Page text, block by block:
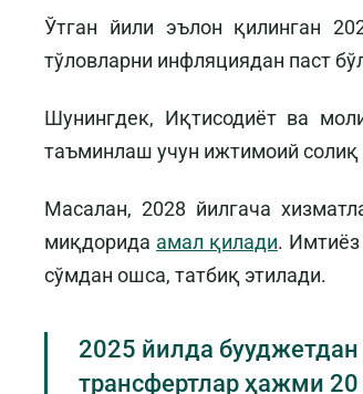
Ўтган йили эълон қилинган
тўловларни инфляциядан паст
Шунингдек, Иқтисодиёт ва
таъминлаш учун ижтимоий
Масалан, 2028 йилгача
миқдорида амал қилади. Имтиёз
сўмдан ошса, татбиқ этилади.
2025 йилда
трансфертлар ҳажми